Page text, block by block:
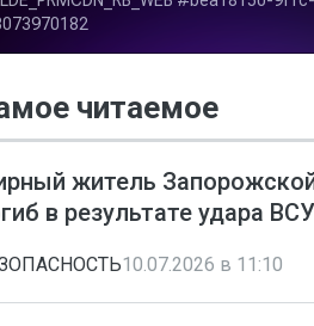
читаемое
житель
в результате удара ВСУ
10.07.2026 в 11:10